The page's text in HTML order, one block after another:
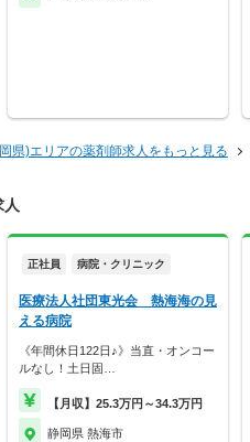
県)エリアの薬剤師求人をもっと見る
正社員 病院・クリニック
医療法人社団東光会 熱海海の見
える病院
《年間休日122日♪》当直・オンコー
ルなし！土日固…
【月収】25.3万円～34.3万円
静岡県 熱海市